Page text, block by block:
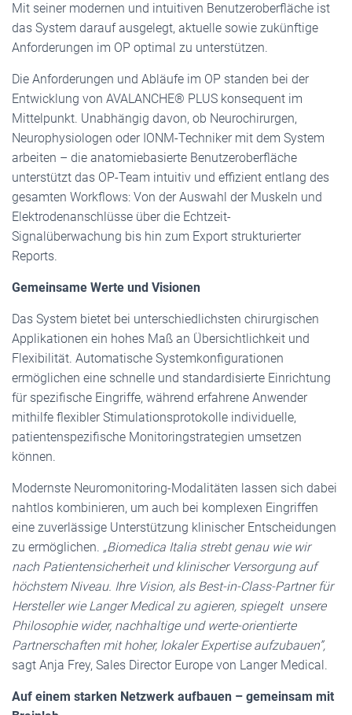
Mit seiner modernen und intuitiven Benutzeroberfläche ist
das System darauf ausgelegt, aktuelle sowie zukünftige
Anforderungen im OP optimal zu unterstützen.
Die Anforderungen und Abläufe im OP standen bei der
Entwicklung von AVALANCHE® PLUS konsequent im
Mittelpunkt. Unabhängig davon, ob Neurochirurgen,
Neurophysiologen oder IONM-Techniker mit dem System
arbeiten – die anatomiebasierte Benutzeroberfläche
unterstützt das OP-Team intuitiv und effizient entlang des
gesamten Workflows: Von der Auswahl der Muskeln und
Elektrodenanschlüsse über die Echtzeit-
Signalüberwachung bis hin zum Export strukturierter
Reports.
Gemeinsame Werte und Visionen
Das System bietet bei unterschiedlichsten chirurgischen
Applikationen ein hohes Maß an Übersichtlichkeit und
Flexibilität. Automatische Systemkonfigurationen
ermöglichen eine schnelle und standardisierte Einrichtung
für spezifische Eingriffe, während erfahrene Anwender
mithilfe flexibler Stimulationsprotokolle individuelle,
patientenspezifische Monitoringstrategien umsetzen
können.
Modernste Neuromonitoring-Modalitäten lassen sich dabei
nahtlos kombinieren, um auch bei komplexen Eingriffen
eine zuverlässige Unterstützung klinischer Entscheidungen
zu ermöglichen. „Biomedica Italia strebt genau wie wir
nach Patientensicherheit und klinischer Versorgung auf
höchstem Niveau. Ihre Vision, als Best-in-Class-Partner für
Hersteller wie Langer Medical zu agieren, spiegelt unsere
Philosophie wider, nachhaltige und werte-orientierte
Partnerschaften mit hoher, lokaler Expertise aufzubauen”,
sagt Anja Frey, Sales Director Europe von Langer Medical.
Auf einem starken Netzwerk aufbauen – gemeinsam mit